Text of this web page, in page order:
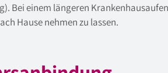
Bei einem längeren
Hause nehmen zu lassen.